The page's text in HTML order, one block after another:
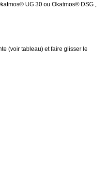
UG 30 ou Okatmos® DSG ,
(voir tableau) et faire glisser le